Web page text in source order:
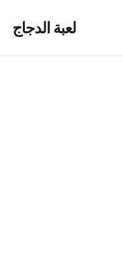
لعبة الدجاج